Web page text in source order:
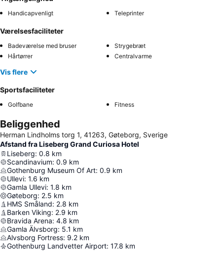
Handicapvenligt Teleprinter
Værelsesfaciliteter
Badeværelse med bruser
Strygebræt
Hårtørrer
Centralvarme
Vis flere
Sportsfaciliteter
Golfbane Fitness
Beliggenhed
Herman Lindholms torg 1, 41263, Gøteborg, Sverige
Afstand fra Liseberg Grand Curiosa Hotel
Liseberg: 0.8 km
Scandinavium: 0.9 km
Gothenburg Museum Of Art: 0.9 km
Ullevi: 1.6 km
Gamla Ullevi: 1.8 km
Gøteborg: 2.5 km
HMS Småland: 2.8 km
Barken Viking: 2.9 km
Bravida Arena: 4.8 km
Gamla Älvsborg: 5.1 km
Alvsborg Fortress: 9.2 km
Gothenburg Landvetter Airport: 17.8 km